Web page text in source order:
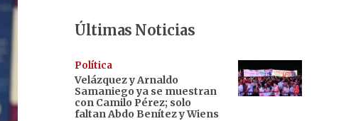
Últimas Noticias
Política
Velázquez y Arnaldo
Samaniego ya se muestran
con Camilo Pérez; solo
faltan Abdo Benítez y Wiens